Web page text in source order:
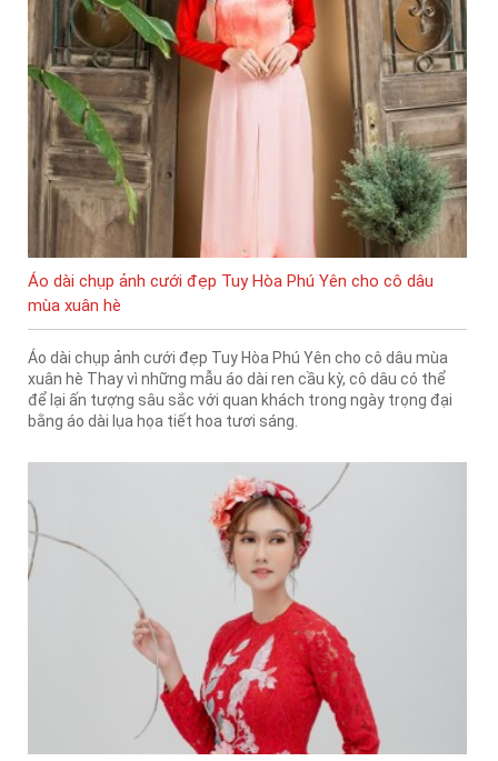
Áo dài chụp ảnh cưới đẹp Tuy Hòa Phú Yên cho cô dâu
mùa xuân hè
Áo dài chụp ảnh cưới đẹp Tuy Hòa Phú Yên cho cô dâu mùa
xuân hè Thay vì những mẫu áo dài ren cầu kỳ, cô dâu có thể
để lại ấn tượng sâu sắc với quan khách trong ngày trọng đại
bằng áo dài lụa họa tiết hoa tươi sáng.